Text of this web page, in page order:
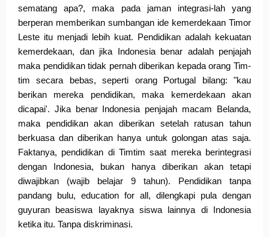
sematang apa?, maka pada jaman integrasi-lah yang
berperan memberikan sumbangan ide kemerdekaan Timor
Leste itu menjadi lebih kuat. Pendidikan adalah kekuatan
kemerdekaan, dan jika Indonesia benar adalah penjajah
maka pendidikan tidak pernah diberikan kepada orang Tim-
tim secara bebas, seperti orang Portugal bilang: "kau
berikan mereka pendidikan, maka kemerdekaan akan
dicapai'. Jika benar Indonesia penjajah macam Belanda,
maka pendidikan akan diberikan setelah ratusan tahun
berkuasa dan diberikan hanya untuk golongan atas saja.
Faktanya, pendidikan di Timtim saat mereka berintegrasi
dengan Indonesia, bukan hanya diberikan akan tetapi
diwajibkan (wajib belajar 9 tahun). Pendidikan tanpa
pandang bulu, education for all, dilengkapi pula dengan
guyuran beasiswa layaknya siswa lainnya di Indonesia
ketika itu. Tanpa diskriminasi.